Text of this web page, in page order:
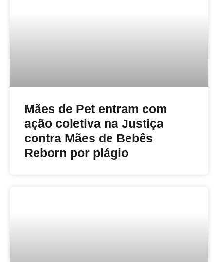
Mães de Pet entram com
ação coletiva na Justiça
contra Mães de Bebês
Reborn por plágio